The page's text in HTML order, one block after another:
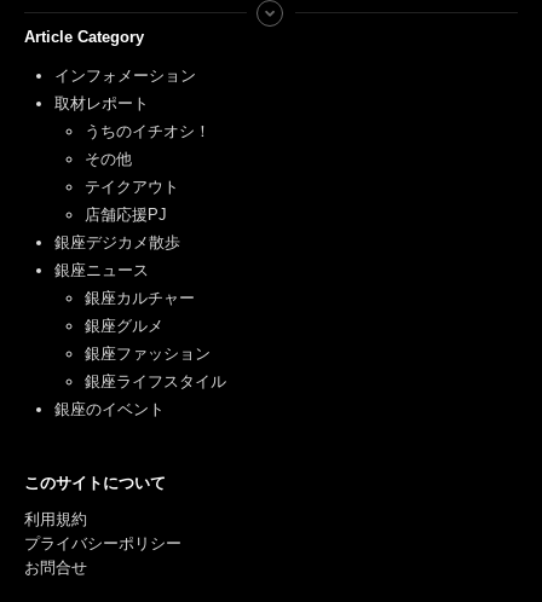
Article Category
インフォメーション
取材レポート
うちのイチオシ！
その他
テイクアウト
店舗応援PJ
銀座デジカメ散歩
銀座ニュース
銀座カルチャー
銀座グルメ
銀座ファッション
銀座ライフスタイル
銀座のイベント
このサイトについて
利用規約
プライバシーポリシー
お問合せ